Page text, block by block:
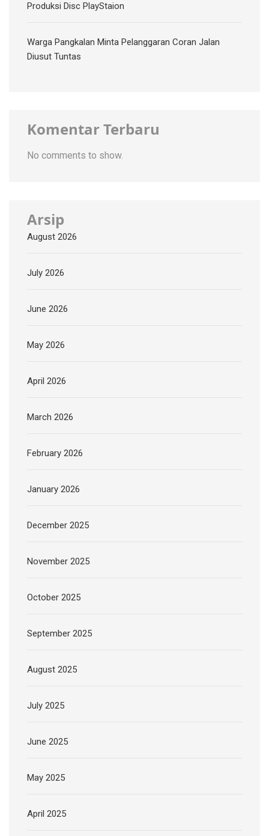
Produksi Disc PlayStaion
Warga Pangkalan Minta Pelanggaran Coran Jalan
Diusut Tuntas
Komentar Terbaru
No comments to show.
Arsip
August 2026
July 2026
June 2026
May 2026
April 2026
March 2026
February 2026
January 2026
December 2025
November 2025
October 2025
September 2025
August 2025
July 2025
June 2025
May 2025
April 2025